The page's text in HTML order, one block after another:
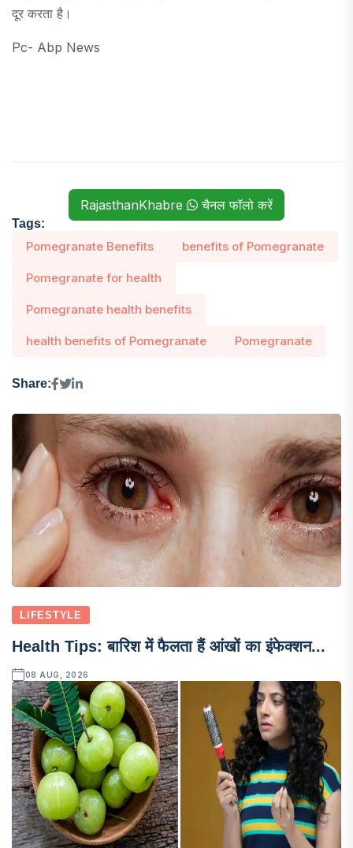
दूर करता है।
Pc- Abp News
RajasthanKhabre चैनल फॉलो करें
Tags:
Pomegranate Benefits benefits of Pomegranate
Pomegranate for health
Pomegranate health benefits
health benefits of Pomegranate Pomegranate
Share:
LIFESTYLE
Health Tips: बारिश में फैलता हैं आंखों का इंफेक्शन...
08 AUG, 2026